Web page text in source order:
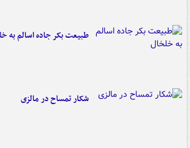
طبیعت بکر جاده اسالم به
شکار تمساح در مالزی